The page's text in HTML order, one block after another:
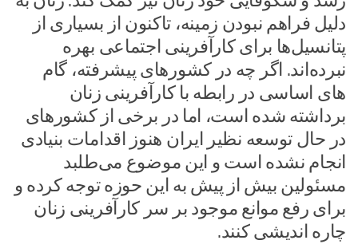
دلیل فراهم نبودن زمینه، تاکنون از بسیاری از
پتانسیل‌ها برای کارآفرینی اجتماعی بهره
نبرده‌اند. اگر چه در کشورهای پیشرفته، گام
های اساسی در رابطه با کارآفرینی زنان
برداشته شده است، اما در برخی از کشورهای
در حال توسعه نظیر ایران هنوز اقدامات بنیادی
انجام نشده است و این موضوع می‌طلبد
مسئولین بیش از پیش به این حوزه توجه کرده و
برای رفع موانع موجود بر سر کارآفرینی زنان
چاره اندیشی کنند.